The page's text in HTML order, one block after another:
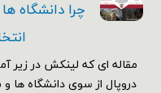
چرا دانشگاه
مقاله ای که لینکش در زیر
دروپال از سوی دانشگاه ها